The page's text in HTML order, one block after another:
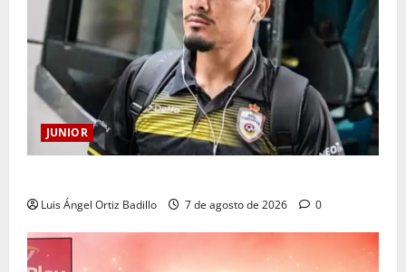
JUNIOR
Luis Ángel Ortiz Badillo 7 de agosto de 2026 0